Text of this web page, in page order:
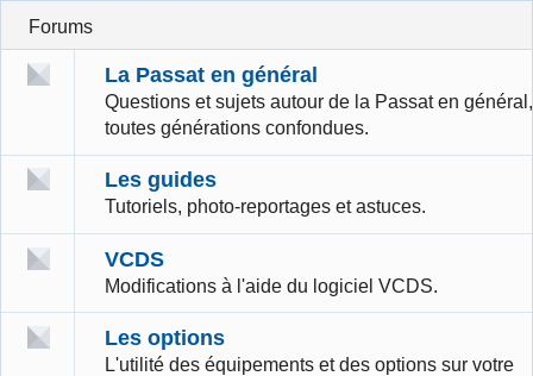
Forums
La Passat en général
Questions et sujets autour de la Passat en général,
toutes générations confondues.
Les guides
Tutoriels, photo-reportages et astuces.
VCDS
Modifications à l'aide du logiciel VCDS.
Les options
L'utilité des équipements et des options sur votre